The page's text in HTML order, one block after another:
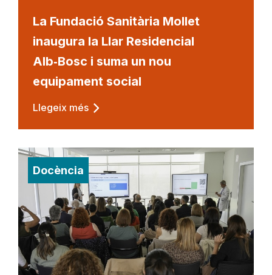
La Fundació Sanitària Mollet
inaugura la Llar Residencial
Alb‑Bosc i suma un nou
equipament social
Llegeix més
Docència